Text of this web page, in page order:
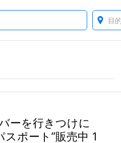
Where?
ーを行きつけに
スポート”販売中 1